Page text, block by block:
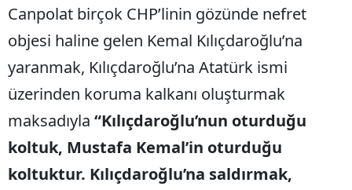
Canpolat birçok CHP’linin gözünde nefret
objesi haline gelen Kemal Kılıçdaroğlu’na
yaranmak, Kılıçdaroğlu’na Atatürk ismi
üzerinden koruma kalkanı oluşturmak
maksadıyla “Kılıçdaroğlu’nun oturduğu
koltuk, Mustafa Kemal’in oturduğu
koltuktur. Kılıçdaroğlu’na saldırmak,